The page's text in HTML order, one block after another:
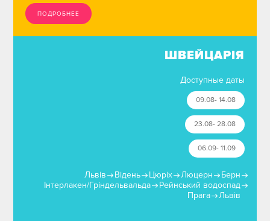
ПОДРОБНЕЕ
ШВЕЙЦАРІЯ
Доступные даты
09.08- 14.08
23.08- 28.08
06.09- 11.09
Львів Відень Цюріх Люцерн
Берн
Інтерлакен/Гріндельвальда
Рейнський водоспад
Прага
Львів